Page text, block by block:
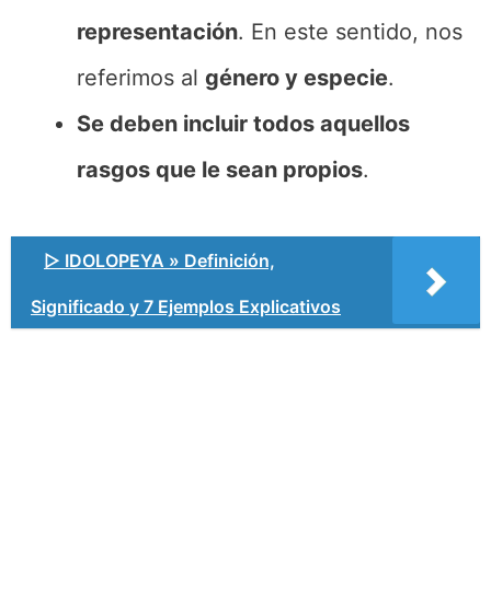
representación. En este sentido, nos
referimos al género y especie.
Se deben incluir todos aquellos
rasgos que le sean propios.
▷ IDOLOPEYA » Definición,
Significado y 7 Ejemplos Explicativos